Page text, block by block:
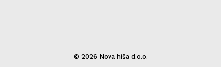
© 2026 Nova hiša d.o.o.